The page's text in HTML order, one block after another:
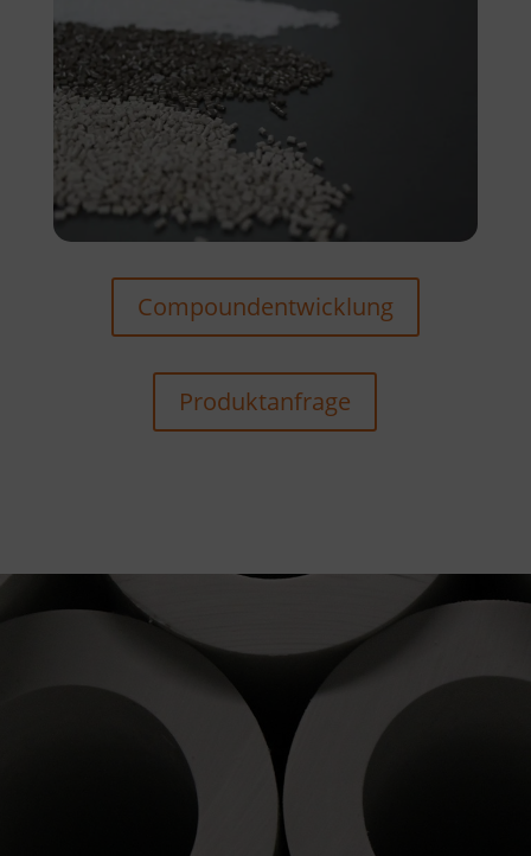
Compoundentwicklung
Produktanfrage